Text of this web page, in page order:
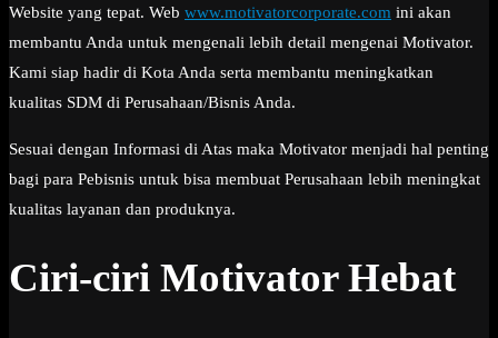
Website yang tepat. Web www.motivatorcorporate.com ini akan
membantu Anda untuk mengenali lebih detail mengenai Motivator.
Kami siap hadir di Kota Anda serta membantu meningkatkan
kualitas SDM di Perusahaan/Bisnis Anda.
Sesuai dengan Informasi di Atas maka Motivator menjadi hal penting
bagi para Pebisnis untuk bisa membuat Perusahaan lebih meningkat
kualitas layanan dan produknya.
Ciri-ciri Motivator Hebat